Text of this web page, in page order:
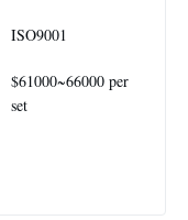
ISO9001
$61000~66000 per
set